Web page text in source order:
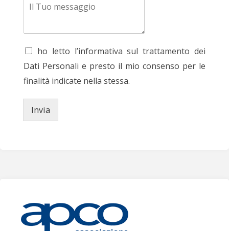
ho letto l’informativa sul trattamento dei
Dati Personali e presto il mio consenso per le
finalità indicate nella stessa.
Invia